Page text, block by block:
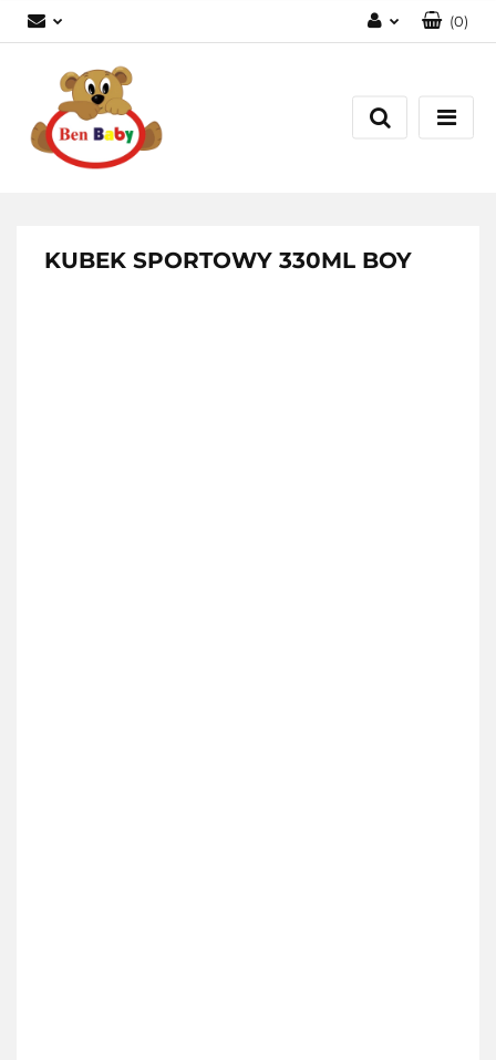
Zarejestruj się
Dodaj zgłoszenie
(0)
KUBEK SPORTOWY 330ML BOY